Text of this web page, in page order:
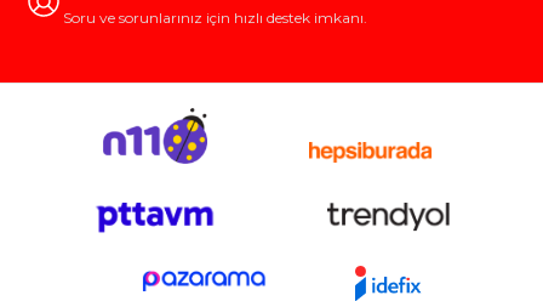
Soru ve sorunlarınız için hızlı destek imkanı.